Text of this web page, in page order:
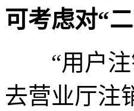
可考虑对“
“用户注
去营业厅注